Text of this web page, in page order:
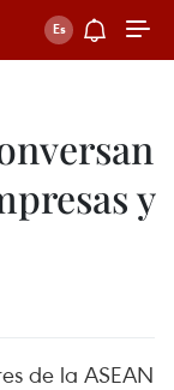
y
de la ASEAN